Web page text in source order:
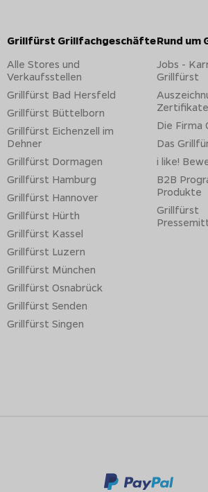
Grillfürst Grillfachgeschäfte
Alle Stores und
Verkaufsstellen
Grillfürst Bad Hersfeld
Grillfürst Büttelborn
Grillfürst Eichenzell im
Dehner
Grillfürst Dormagen
Grillfürst Hamburg
Grillfürst Hannover
Grillfürst Hürth
Grillfürst Kassel
Grillfürst Luzern
Grillfürst München
Grillfürst Osnabrück
Grillfürst Senden
Grillfürst Singen
Rund
Jobs -
Grillfürst
Zertifikate
Die Firma
Das
i like!
B2B
Produkte
Grillfürst